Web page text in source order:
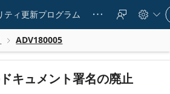
ティ更新プログラム    
in
to
 ADV180005
キュメント署名の廃止